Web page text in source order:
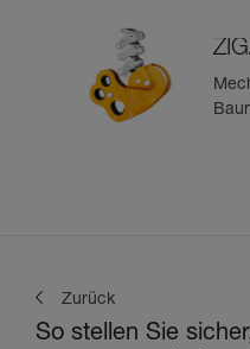
Zurück
So stellen Sie